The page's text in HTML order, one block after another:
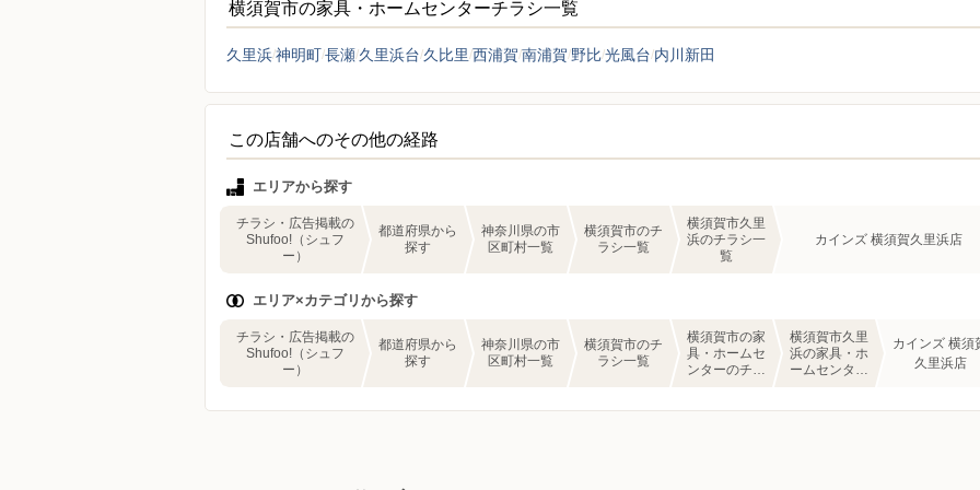
横須賀市の家具・ホームセンターチラシ一覧
久里浜神明町長瀬 久里浜台 久比里 西浦賀 南浦賀 野比 光風台 内川新田
この店舗へのその他の経路
エリアから探す
チラシ・広告掲載の
Shufoo!（シュフ
ー）
都道府県から
探す
神奈川県の市
区町村一覧
横須賀市のチ
ラシ一覧
横須賀市久里
浜のチラシ一
覧
カインズ 横須賀久里浜店
エリア×カテゴリから探す
チラシ・広告掲載の
Shufoo!（シュフ
ー）
都道府県から
探す
神奈川県の市
区町村一覧
横須賀市のチ
ラシ一覧
横須賀市の家
具・ホームセ
ンターのチラ
横須賀市久里
浜の家具・ホ
ームセンター
カインズ 横須
久里浜店